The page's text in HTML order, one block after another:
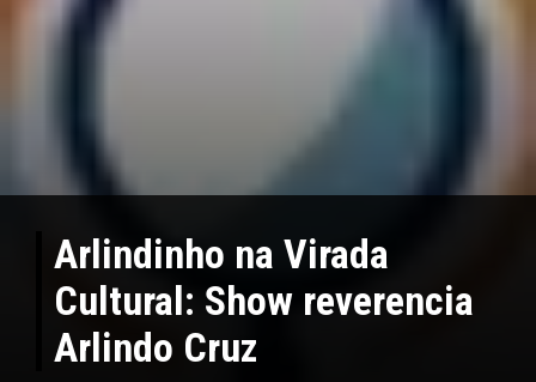
Arlindinho na Virada
Cultural: Show reverencia
Arlindo Cruz